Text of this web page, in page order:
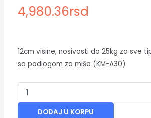
4,980.36rsd
12cm visine, nosivosti do 25kg za sve
sa podlogom za miša (KM-A30)
DODAJ U KORPU